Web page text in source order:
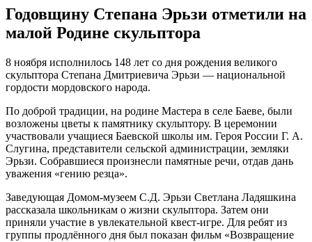
Годовщину Степана Эрьзи отметили на
малой Родине скульптора
8 ноября исполнилось 148 лет со дня рождения великого
скульптора Степана Дмитриевича Эрьзи — национальной
гордости мордовского народа.
По доброй традиции, на родине Мастера в селе Баеве, были
возложены цветы к памятнику скульптору. В церемонии
участвовали учащиеся Баевской школы им. Героя России Г. А.
Слугина, представители сельской администрации, земляки
Эрьзи. Собравшиеся произнесли памятные речи, отдав дань
уважения «гению резца».
Заведующая Домом-музеем С.Д. Эрьзи Светлана Ладяшкина
рассказала школьникам о жизни скульптора. Затем они
приняли участие в увлекательной квест-игре. Для ребят из
группы продлённого дня был показан фильм «Возвращение